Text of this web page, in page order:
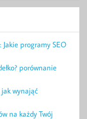
programy SEO
porównanie
wynająć
na każdy Twój